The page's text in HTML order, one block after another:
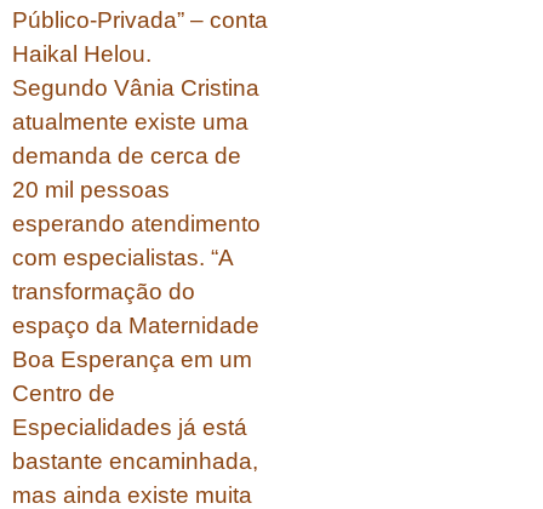
Público-Privada” – conta
Haikal Helou.
Segundo Vânia Cristina
atualmente existe uma
demanda de cerca de
20 mil pessoas
esperando atendimento
com especialistas. “A
transformação do
espaço da Maternidade
Boa Esperança em um
Centro de
Especialidades já está
bastante encaminhada,
mas ainda existe muita